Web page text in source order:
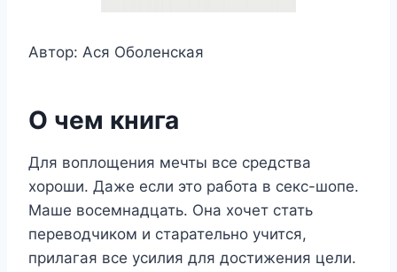
Автор: Ася Оболенская
О чем книга
Для воплощения мечты все средства
хороши. Даже если это работа в секс-шопе.
Маше восемнадцать. Она хочет стать
переводчиком и старательно учится,
прилагая все усилия для достижения цели.